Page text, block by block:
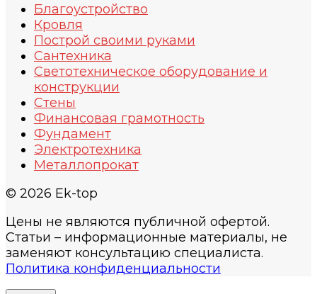
Благоустройство
Кровля
Построй своими руками
Сантехника
Светотехническое оборудование и
конструкции
Стены
Финансовая грамотность
Фундамент
Электротехника
Металлопрокат
© 2026 Ek-top
Цены не являются публичной офертой.
Статьи – информационные материалы, не
заменяют консультацию специалиста.
Политика конфиденциальности